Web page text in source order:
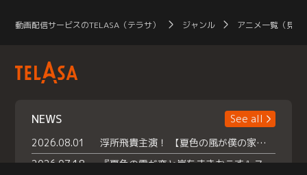
動画配信サービスのTELASA（テラサ） ジャンル アニメ一覧（見放
NEWS
See all
2026.08.01
浮所飛貴主演！ 【夏色の風が僕の家にやってきた】 本日よりテラサで独占配信スタート！
2026.07.18
『夏色の雲が恋と嵐をまきおこす』スペシャルメイキング 【Part1】2026年７月18日（土）23時30分～配信スタート！話題のシーンの裏側を大公開！豪華キャスト大集合！ 『武宮家 真夏の家族会議』開催！